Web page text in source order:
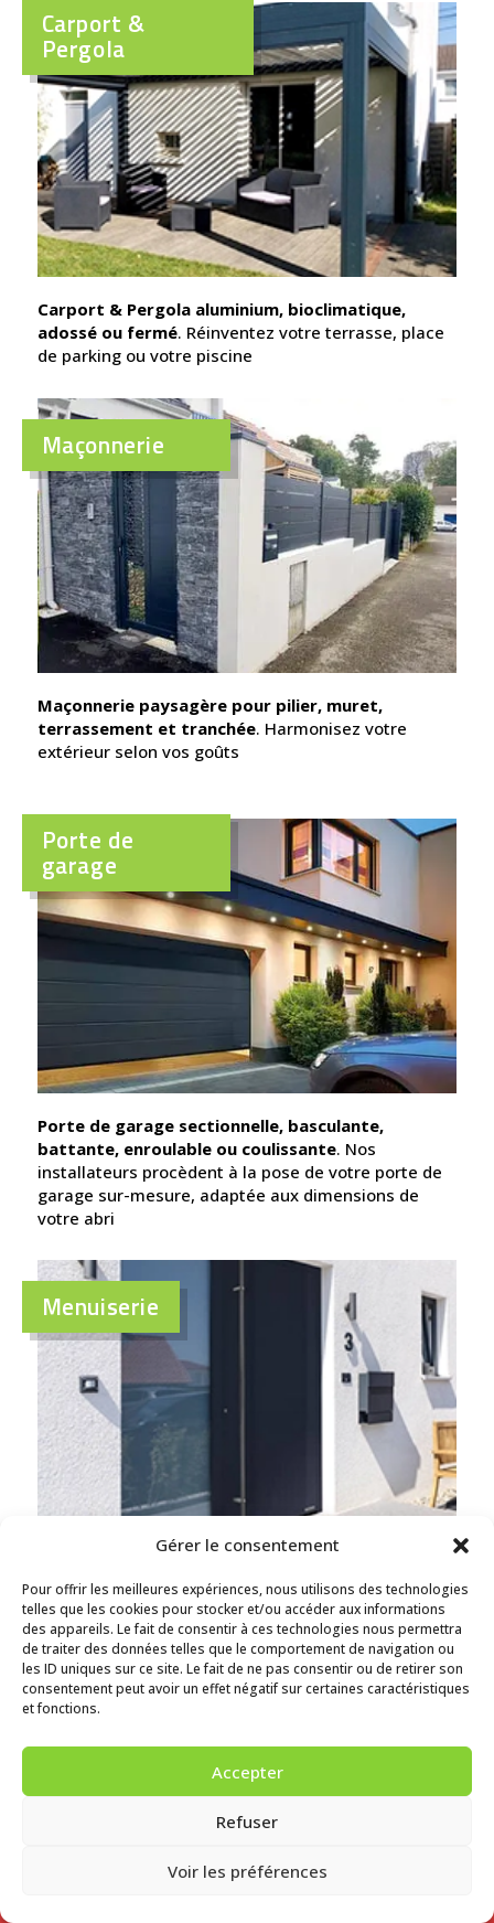
Gérer le consentement
Pour offrir les meilleures expériences, nous utilisons des technologies
telles que les cookies pour stocker et/ou accéder aux informations
des appareils. Le fait de consentir à ces technologies nous permettra
de traiter des données telles que le comportement de navigation ou
les ID uniques sur ce site. Le fait de ne pas consentir ou de retirer son
consentement peut avoir un effet négatif sur certaines caractéristiques
et fonctions.
Accepter
Refuser
Voir les préférences
Carport &
Pergola
Carport & Pergola aluminium, bioclimatique,
adossé ou fermé. Réinventez votre terrasse, place
de parking ou votre piscine
Maçonnerie
Maçonnerie paysagère pour pilier, muret,
terrassement et tranchée. Harmonisez votre
extérieur selon vos goûts
Porte de
garage
Porte de garage sectionnelle, basculante,
battante, enroulable ou coulissante. Nos
installateurs procèdent à la pose de votre porte de
garage sur-mesure, adaptée aux dimensions de
votre abri
Menuiserie
manuelle et porte d’entrée sophistiquée.
Sécurisez et simplifiez l’accès à votre propriété
Automatism